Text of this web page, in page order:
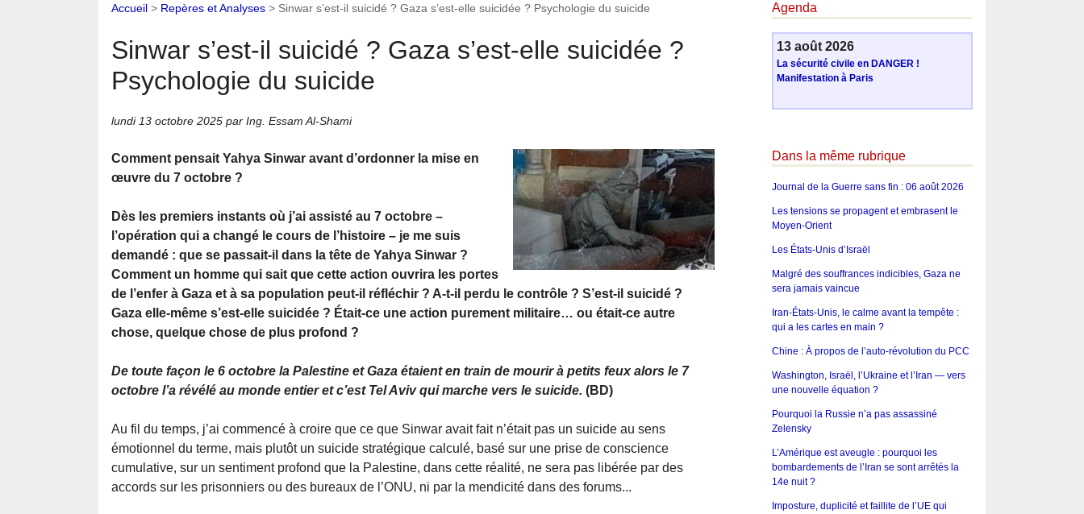
Accueil > Repères et Analyses > Sinwar s’est-il suicidé ? Gaza s’est-elle suicidée ? Psychologie du suicide
Sinwar s’est-il suicidé ? Gaza s’est-elle suicidée ?
Psychologie du suicide
lundi 13 octobre 2025 par Ing. Essam Al-Shami
Comment pensait Yahya Sinwar avant d’ordonner la mise en
œuvre du 7 octobre ?
Dès les premiers instants où j’ai assisté au 7 octobre –
l’opération qui a changé le cours de l’histoire – je me suis
demandé : que se passait-il dans la tête de Yahya Sinwar ?
Comment un homme qui sait que cette action ouvrira les portes
de l’enfer à Gaza et à sa population peut-il réfléchir ? A-t-il perdu le contrôle ? S’est-il suicidé ?
Gaza elle-même s’est-elle suicidée ? Était-ce une action purement militaire… ou était-ce autre
chose, quelque chose de plus profond ?
De toute façon le 6 octobre la Palestine et Gaza étaient en train de mourir à petits feux alors le 7
octobre l’a révélé au monde entier et c’est Tel Aviv qui marche vers le suicide. (BD)
Au fil du temps, j’ai commencé à croire que ce que Sinwar avait fait n’était pas un suicide au sens
émotionnel du terme, mais plutôt un suicide stratégique calculé, basé sur une prise de conscience
cumulative, sur un sentiment profond que la Palestine, dans cette réalité, ne sera pas libérée par des
accords sur les prisonniers ou des bureaux de l’ONU, ni par la mendicité dans des forums...
Agenda
13 août 2026
La sécurité civile en DANGER !
Manifestation à Paris
Dans la même rubrique
Journal de la Guerre sans fin : 06 août 2026
Les tensions se propagent et embrasent le
Moyen-Orient
Les États-Unis d’Israël
Malgré des souffrances indicibles, Gaza ne
sera jamais vaincue
Iran-États-Unis, le calme avant la tempête :
qui a les cartes en main ?
Chine : À propos de l’auto-révolution du PCC
Washington, Israël, l’Ukraine et l’Iran — vers
une nouvelle équation ?
Pourquoi la Russie n’a pas assassiné
Zelensky
L’Amérique est aveugle : pourquoi les
bombardements de l’Iran se sont arrêtés la
14e nuit ?
Imposture, duplicité et faillite de l’UE qui